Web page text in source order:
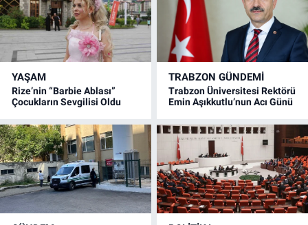
YAŞAM
Rize’nin “Barbie Ablası”
Çocukların Sevgilisi Oldu
TRABZON GÜNDEMİ
Trabzon Üniversitesi Rektörü
Emin Aşıkkutlu’nun Acı Günü